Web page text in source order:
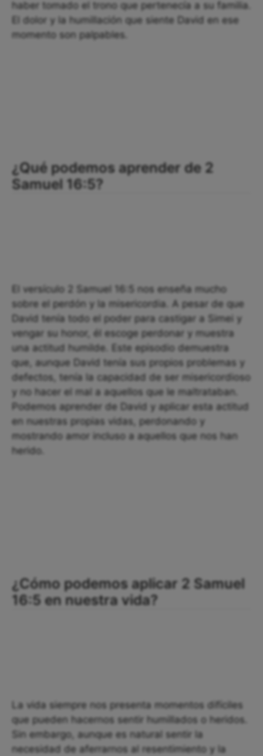
haber tomado el trono que pertenecía a su familia.
El dolor y la humillación que siente David en ese
momento son palpables.
¿Qué podemos aprender de 2
Samuel 16:5?
El versículo 2 Samuel 16:5 nos enseña mucho
sobre el perdón y la misericordia. A pesar de que
David tenía todo el poder para castigar a Simei y
vengar su honor, él escoge perdonar y muestra
una actitud humilde. Este episodio demuestra
que, aunque David tenía sus propios problemas y
defectos, tenía la capacidad de ser misericordioso
y no hacer el mal a aquellos que le maltrataban.
Podemos aprender de David y aplicar esta actitud
en nuestras propias vidas, perdonando y
mostrando amor incluso a aquellos que nos han
herido.
¿Cómo podemos aplicar 2 Samuel
16:5 en nuestra vida?
La vida siempre nos presenta momentos difíciles
que pueden hacernos sentir humillados o heridos.
Sin embargo, aunque es natural sentir la
necesidad de aferrarnos al resentimiento y la